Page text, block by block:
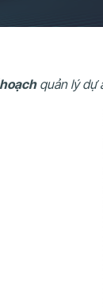
quản lý dự